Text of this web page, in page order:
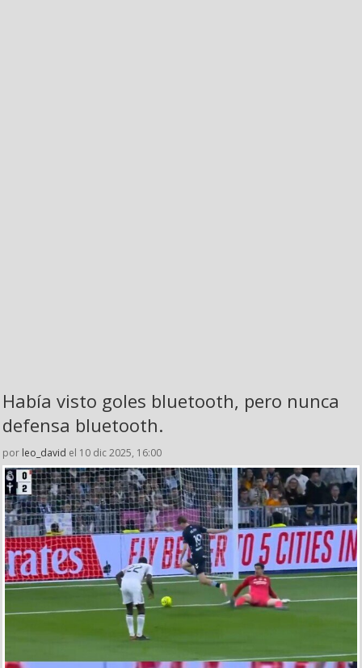
Había visto goles bluetooth, pero nunca
defensa bluetooth.
por leo_david el 10 dic 2025, 16:00